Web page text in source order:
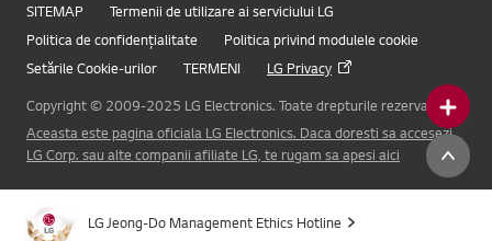
Online Chat
SITEMAP
Termenii de utilizare ai serviciului LG
Politica de confidențialitate
Politica privind modulele cookie
Setările Cookie-urilor
TERMENI
LG Privacy
Copyright © 2009-2025 LG Electronics. Toate drepturile rezervate.
Aceasta este pagina oficiala LG Electronics. Daca doresti sa accesezi
LG Corp. sau alte companii afiliate LG, te rugam sa apesi aici
LG Jeong-Do Management Ethics Hotline